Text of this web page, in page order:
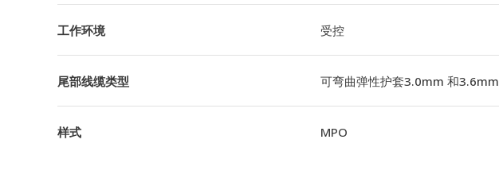
工作环境 受控
尾部线缆类型 可弯曲弹性护套3.0mm 和3.6mm
样式 MPO